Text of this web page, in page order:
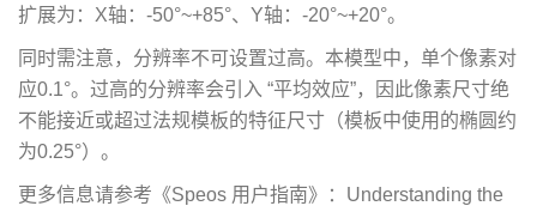
扩展为：X轴：-50°~+85°、Y轴：-20°~+20°。
同时需注意，分辨率不可设置过高。本模型中，单个像素对
应0.1°。过高的分辨率会引入 “平均效应”，因此像素尺寸绝
不能接近或超过法规模板的特征尺寸（模板中使用的椭圆约
为0.25°）。
更多信息请参考《Speos 用户指南》：Understanding the